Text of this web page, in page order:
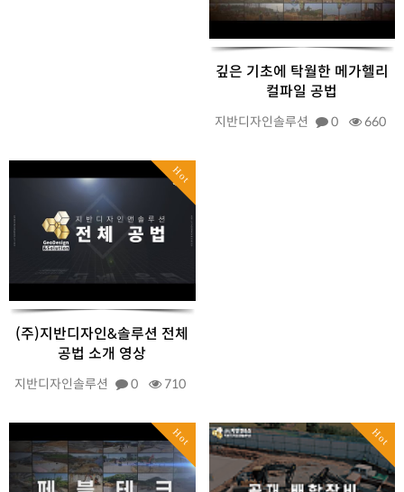
깊은 기초에 탁월한 메가헬리
컬파일 공법
지반디자인솔루션 0 660
Hot
(주)지반디자인&솔루션 전체
공법 소개 영상
지반디자인솔루션 0 710
Hot Hot